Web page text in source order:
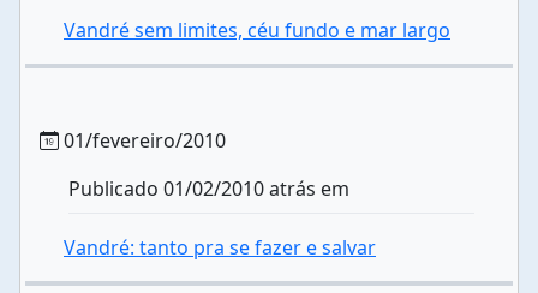
Vandré sem limites, céu fundo e mar largo
01/fevereiro/2010
Publicado 01/02/2010 atrás em
Vandré: tanto pra se fazer e salvar